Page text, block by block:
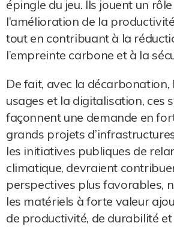
épingle du jeu. Ils jouent un
l’amélioration de la
tout en contribuant à la
l’empreinte carbone et à la
De fait, avec la décarbonation,
usages et la digitalisation, ces
façonnent une demande en
grands projets
les initiatives publiques de
climatique, devraient
perspectives plus favorables,
les matériels à forte valeur
de productivité, de durabilité et